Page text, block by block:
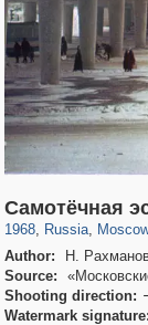
Самотёчная
1968, Russia
1,407,361
,
319,882 8,286
Author:
Н.
Source:
Shooting direction:
Watermark signature: